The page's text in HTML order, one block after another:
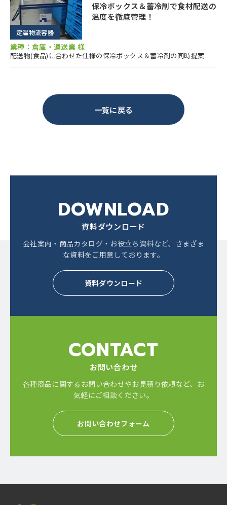
定温物流容器
保冷ボックス＆蓄冷剤で食材配送の
温度を徹底管理！
業種：倉庫・運送業 様
配送物(食品)に合わせた仕様の保冷ボックス＆蓄冷剤の同時提案
一覧に戻る
DOWNLOAD
資料ダウンロード
会社案内・商品カタログ・お役立ち資料など、 さまざま
な資料をご用意しております。
資料ダウンロード
CONTACT
お問い合わせ
各種商品に関するお問い合わせやお見積り依頼など、 お
気軽にご相談ください。
お問い合わせフォーム